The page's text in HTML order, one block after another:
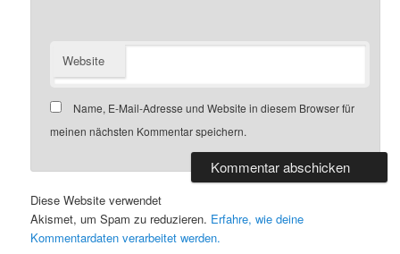
Website
Name, E-Mail-Adresse und Website in diesem Browser für
meinen nächsten Kommentar speichern.
Diese Website verwendet
Akismet, um Spam zu reduzieren. Erfahre, wie deine
Kommentardaten verarbeitet werden.